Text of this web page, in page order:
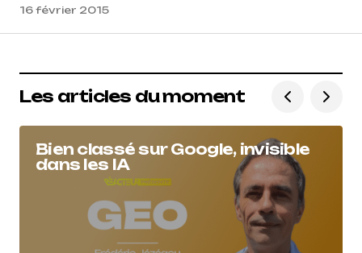
16 février 2015
Les articles du moment
Bien classé sur Google, invisible
dans les IA